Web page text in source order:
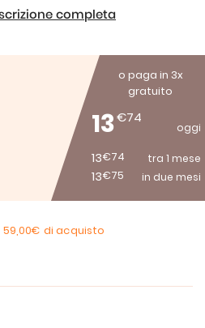
completa
o paga in 3x
gratuito
13€74
oggi
13€74 tra 1 mese
13€75 in due mesi
59,00€ di acquisto